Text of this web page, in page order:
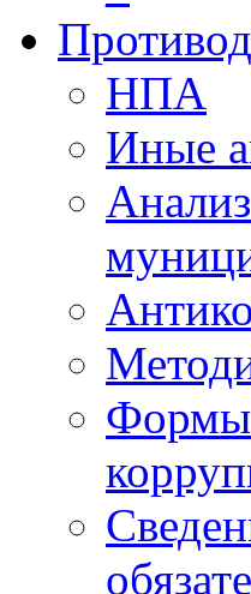
НПА
Иные
Формы